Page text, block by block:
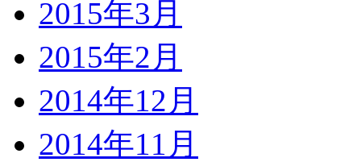
2015年3月
2015年2月
2014年12月
2014年11月